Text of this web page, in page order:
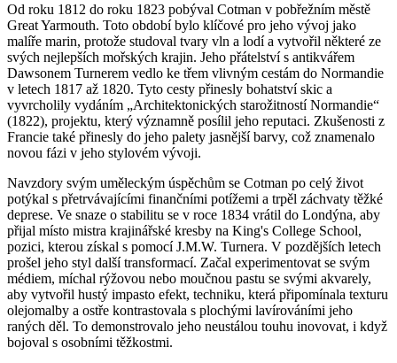
Od roku 1812 do roku 1823 pobýval Cotman v pobřežním městě
Great Yarmouth. Toto období bylo klíčové pro jeho vývoj jako
malíře marin, protože studoval tvary vln a lodí a vytvořil některé ze
svých nejlepších mořských krajin. Jeho přátelství s antikvářem
Dawsonem Turnerem vedlo ke třem vlivným cestám do Normandie
v letech 1817 až 1820. Tyto cesty přinesly bohatství skic a
vyvrcholily vydáním „Architektonických starožitností Normandie“
(1822), projektu, který významně posílil jeho reputaci. Zkušenosti z
Francie také přinesly do jeho palety jasnější barvy, což znamenalo
novou fázi v jeho stylovém vývoji.
Navzdory svým uměleckým úspěchům se Cotman po celý život
potýkal s přetrvávajícími finančními potížemi a trpěl záchvaty těžké
deprese. Ve snaze o stabilitu se v roce 1834 vrátil do Londýna, aby
přijal místo mistra krajinářské kresby na King's College School,
pozici, kterou získal s pomocí J.M.W. Turnera. V pozdějších letech
prošel jeho styl další transformací. Začal experimentovat se svým
médiem, míchal rýžovou nebo moučnou pastu se svými akvarely,
aby vytvořil hustý impasto efekt, techniku, která připomínala texturu
olejomalby a ostře kontrastovala s plochými lavírováními jeho
raných děl. To demonstrovalo jeho neustálou touhu inovovat, i když
bojoval s osobními těžkostmi.